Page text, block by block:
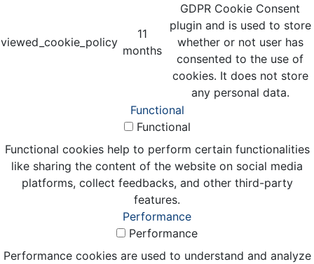
viewed_cookie_policy
11
months
GDPR Cookie Consent
plugin and is used to store
whether or not user has
consented to the use of
cookies. It does not store
any personal data.
Functional
Functional
Functional cookies help to perform certain functionalities
like sharing the content of the website on social media
platforms, collect feedbacks, and other third-party
features.
Performance
Performance
Performance cookies are used to understand and analyze